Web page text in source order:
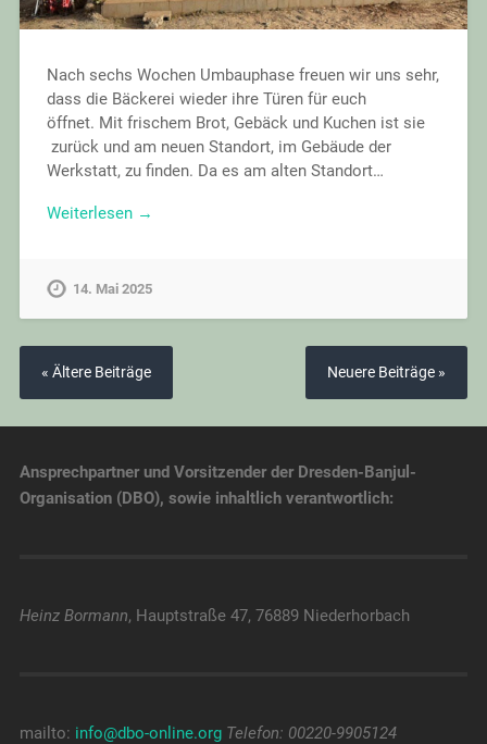
Nach sechs Wochen Umbauphase freuen wir uns sehr,
dass die Bäckerei wieder ihre Türen für euch
öffnet. Mit frischem Brot, Gebäck und Kuchen ist sie
zurück und am neuen Standort, im Gebäude der
Werkstatt, zu finden. Da es am alten Standort…
Weiterlesen →
14. Mai 2025
« Ältere Beiträge Neuere Beiträge »
Ansprechpartner und Vorsitzender der Dresden-Banjul-
Organisation (DBO), sowie inhaltlich verantwortlich:
Heinz Bormann, Hauptstraße 47, 76889 Niederhorbach
mailto: info@dbo-online.org Telefon: 00220-9905124